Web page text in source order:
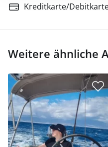
Kreditkarte/
Weitere ähnliche